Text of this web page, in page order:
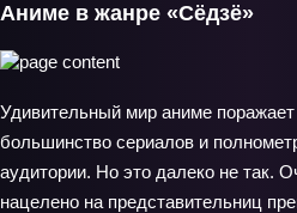
Аниме в жанре «Сёдзё»
Удивительный мир аниме
большинство сериалов и
аудитории. Но это далеко не так.
нацелено на представительниц